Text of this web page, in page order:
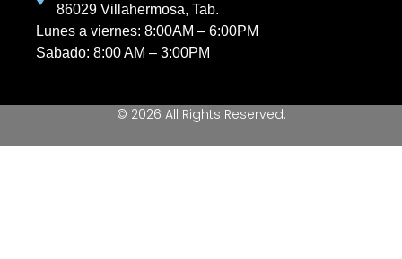
86029 Villahermosa, Tab.
Lunes a viernes: 8:00AM – 6:00PM
Sabado: 8:00 AM – 3:00PM
© 2026 All Rights Reserved.